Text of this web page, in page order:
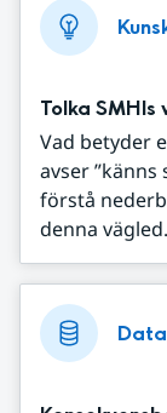
Tolka
Vad betyder
avser
förstå
denna
Data